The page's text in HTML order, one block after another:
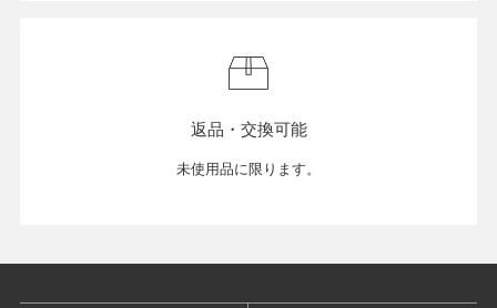
返品・交換可能
未使用品に限ります。